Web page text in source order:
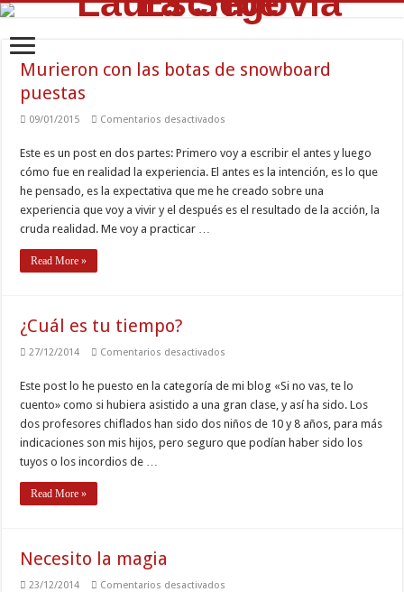
Murieron con las botas de snowboard
puestas
09/01/2015 Comentarios desactivados
las
botas
de
snowboard
Este es un post en dos partes: Primero voy a escribir el antes y luego
cómo fue en realidad la experiencia. El antes es la intención, es lo que
he pensado, es la expectativa que me he creado sobre una
experiencia que voy a vivir y el después es el resultado de la acción, la
cruda realidad. Me voy a practicar …
Read More »
¿Cuál es tu tiempo?
27/12/2014 Comentarios desactivados
tu
tiempo?
Este post lo he puesto en la categoría de mi blog «Si no vas, te lo
cuento» como si hubiera asistido a una gran clase, y así ha sido. Los
dos profesores chiflados han sido dos niños de 10 y 8 años, para más
indicaciones son mis hijos, pero seguro que podían haber sido los
tuyos o los incordios de …
Read More »
Necesito la magia
23/12/2014 Comentarios desactivados